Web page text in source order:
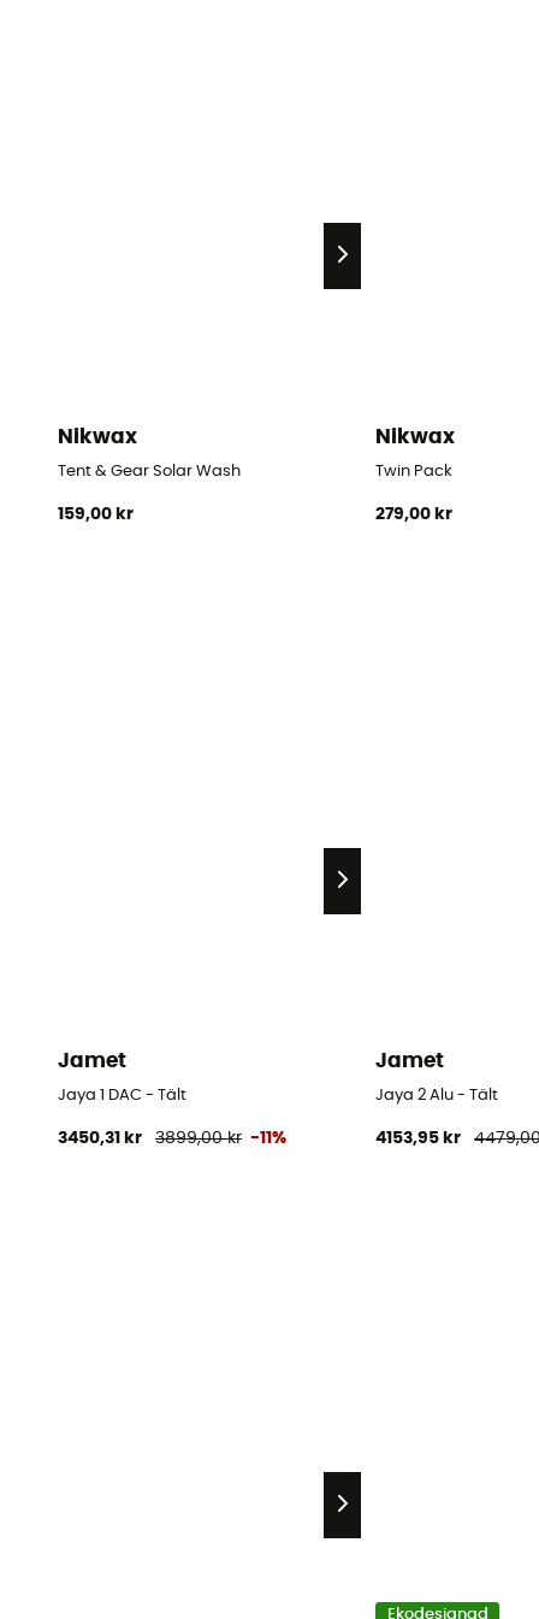
Nikwax
Tent & Gear Solar Wash
159,00 kr
Nikwax
Twin Pack
279,00 kr
Jamet
Jaya 1 DAC - Tält
3450,31 kr 3899,00 kr -11%
Jamet
Jaya 2 Alu - Tält
4153,95 kr
Ekodesignad